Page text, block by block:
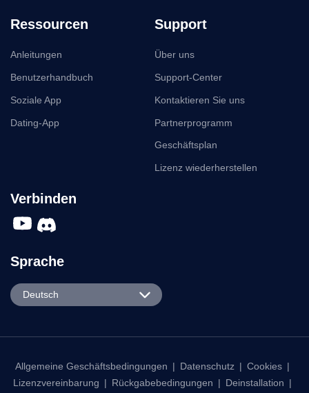
Ressourcen
Anleitungen
Benutzerhandbuch
Soziale App
Dating-App
Support
Über uns
Support-Center
Kontaktieren Sie uns
Partnerprogramm
Geschäftsplan
Lizenz wiederherstellen
Verbinden
Sprache
Deutsch
Português
日本語
한국어
Allgemeine Geschäftsbedingungen | Datenschutz | Cookies |
Lizenzvereinbarung | Rückgabebedingungen | Deinstallation |